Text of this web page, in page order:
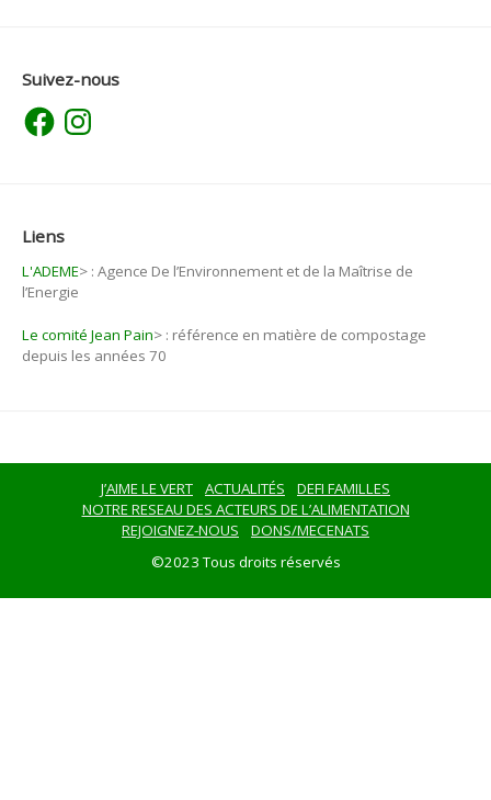
Suivez-nous
FacebookInstagram
Liens
L'ADEME>: Agence De l’Environnement et de la Maîtrise de
l’Energie
Le comité Jean Pain>: référence en matière de compostage
depuis les années 70
J’AIME LE VERT ACTUALITÉS
DEFI FAMILLES
NOTRE RESEAU DES ACTEURS DE L’ALIMENTATION
REJOIGNEZ-NOUS
DONS/MECENATS
©2023 Tous droits réservés